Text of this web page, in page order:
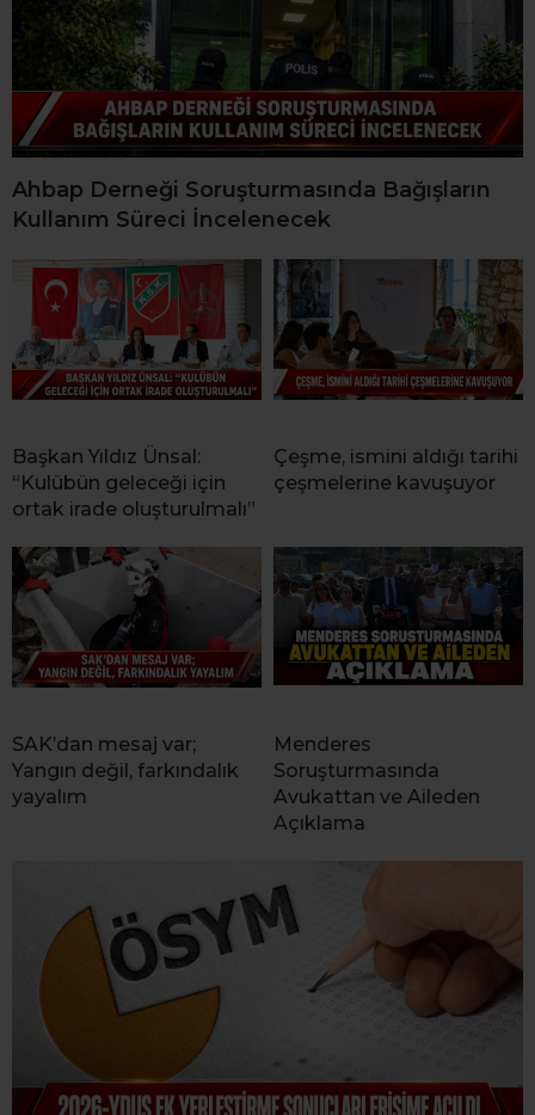
Ahbap Derneği Soruşturmasında Bağışların
Kullanım Süreci İncelenecek
Başkan Yıldız Ünsal:
“Kulübün geleceği için
ortak irade oluşturulmalı”
Çeşme, ismini aldığı tarihi
çeşmelerine kavuşuyor
SAK’dan mesaj var;
Yangın değil, farkındalık
yayalım
Menderes
Soruşturmasında
Avukattan ve Aileden
Açıklama